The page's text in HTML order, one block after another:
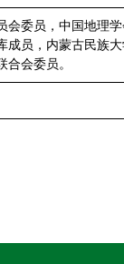
会委员，中国地理
成员，内蒙古民族
合会委员。